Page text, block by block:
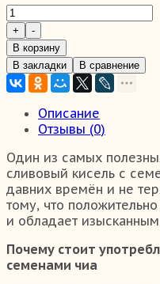
В корзину
В закладки
В сравнение
Описание
Отзывы (0)
Один из самых
сливовый кисель с
давних времён и не
тому, что
и обладает
Почему стоит
семенами чиа